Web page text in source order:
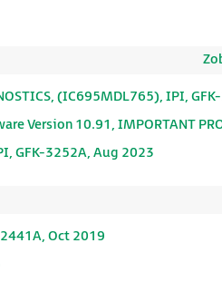
(IC695MDL765), IPI,
Version 10.91, IMPORTANT
GFK-3252A, Aug 2023
2441A, Oct 2019